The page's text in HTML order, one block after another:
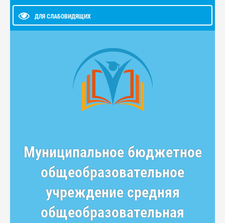
ДЛЯ СЛАБОВИДЯЩИХ
Муниципальное бюджетное
общеобразовательное
учреждение средняя
общеобразовательная